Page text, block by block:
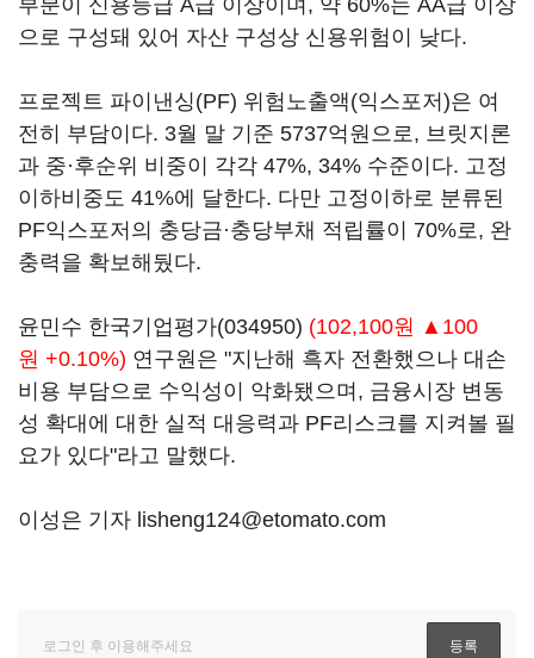
부분이 신용등급 A급 이상이며, 약 60%는 AA급 이상
으로 구성돼 있어 자산 구성상 신용위험이 낮다.
프로젝트 파이낸싱(PF) 위험노출액(익스포저)은 여
전히 부담이다. 3월 말 기준 5737억원으로, 브릿지론
과 중·후순위 비중이 각각 47%, 34% 수준이다. 고정
이하비중도 41%에 달한다. 다만 고정이하로 분류된
PF익스포저의 충당금·충당부채 적립률이 70%로, 완
충력을 확보해뒀다.
윤민수 한국기업평가(034950) (102,100원 ▲100
원 +0.10%) 연구원은 "지난해 흑자 전환했으나 대손
비용 부담으로 수익성이 악화됐으며, 금융시장 변동
성 확대에 대한 실적 대응력과 PF리스크를 지켜볼 필
요가 있다"라고 말했다.
이성은 기자 lisheng124@etomato.com